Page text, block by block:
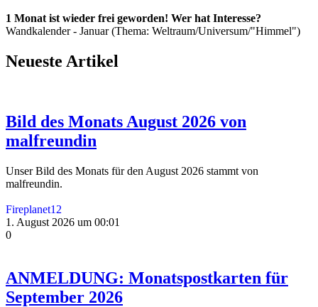
1 Monat ist wieder frei geworden! Wer hat Interesse?
Wandkalender - Januar (Thema: Weltraum/Universum/"Himmel")
Neueste Artikel
Bild des Monats August 2026 von
malfreundin
Unser Bild des Monats für den August 2026 stammt von
malfreundin.
Fireplanet12
1. August 2026 um 00:01
0
ANMELDUNG: Monatspostkarten für
September 2026